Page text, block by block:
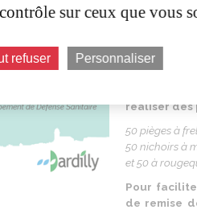
contrela
moustiques
Cedispositif
réaliserdes
50piègesà
50nichoirsà
et 50 à
Pour
de remise
sur ceux que vous
refuser Personnaliser